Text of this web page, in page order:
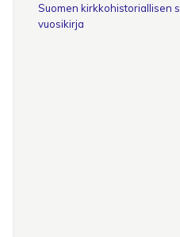
Suomen kirkkohistoriallisen
vuosikirja